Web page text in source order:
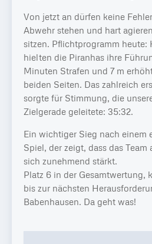
Von jetzt an dürfen keine
Abwehr stehen und hart
sitzen. Pflichtprogramm heute:
hielten die Piranhas ihre
Minuten Strafen und 7 m
beiden Seiten. Das zahlreich
sorgte für Stimmung, die
Zielgerade geleitete: 35:32.
Ein wichtiger Sieg nach einem
Spiel, der zeigt, dass das
sich zunehmend stärkt.
Platz 6 in der Gesamtwertung,
bis zur nächsten
Babenhausen. Da geht was!